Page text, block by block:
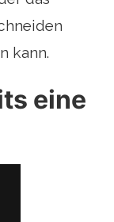
kann.
eine